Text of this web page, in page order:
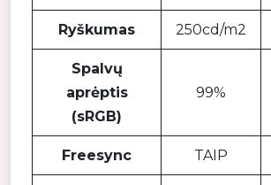
Ryškumas 250cd/m2
Spalvų
aprėptis
(sRGB)
99%
Freesync TAIP